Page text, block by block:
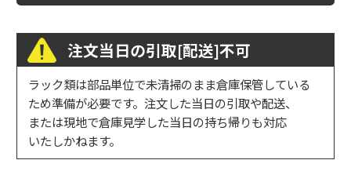
注文当日の引取[配送]不可
ラック類は部品単位で未清掃のまま倉庫保管している
ため準備が必要です。注文した当日の引取や配送、
または現地で倉庫見学した当日の持ち帰りも対応
いたしかねます。